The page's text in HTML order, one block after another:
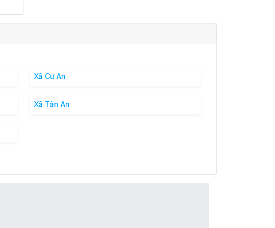
Xã Cư An
Xã Tân An